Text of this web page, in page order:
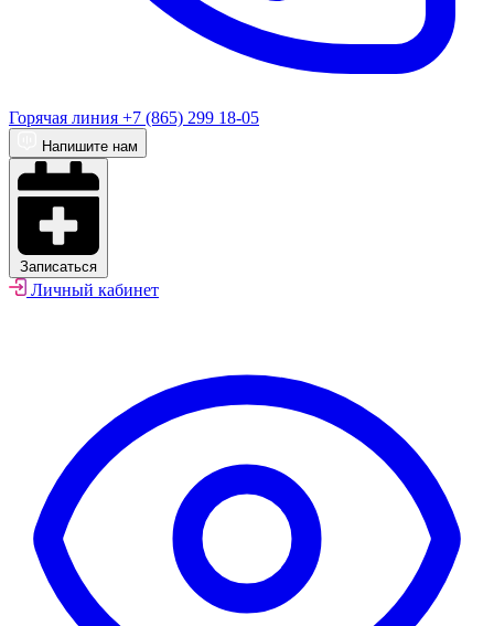
Горячая линия +7 (865) 299 18-05
Напишите нам
Записаться
Личный кабинет